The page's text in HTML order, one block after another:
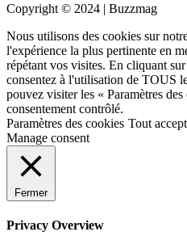
Copyright © 2024 | Buzzmag
Nous utilisons des cookies sur
l'expérience la plus pertinente en
répétant vos visites. En cliquant
consentez à l'utilisation de TOUS
pouvez visiter les « Paramètres
consentement contrôlé.
Paramètres des cookies Tout
Manage consent
Fermer
Privacy Overview